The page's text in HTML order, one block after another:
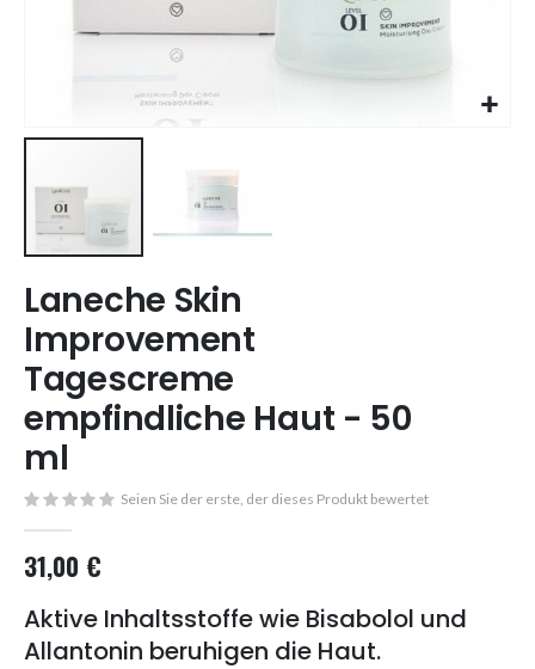
to
the
beginning
of
the
images
gallery
Laneche Skin
Improvement
Tagescreme
empfindliche Haut - 50
ml
Seien Sie der erste, der dieses Produkt bewertet
31,00 €
Aktive Inhaltsstoffe wie Bisabolol und
Allantonin beruhigen die Haut.